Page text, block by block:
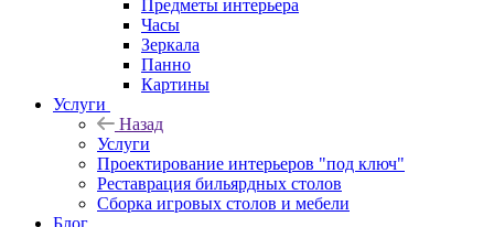
Предметы интерьера
Часы
Зеркала
Панно
Картины
Услуги
Назад
Услуги
Проектирование интерьеров "под ключ"
Реставрация бильярдных столов
Сборка игровых столов и мебели
Блог